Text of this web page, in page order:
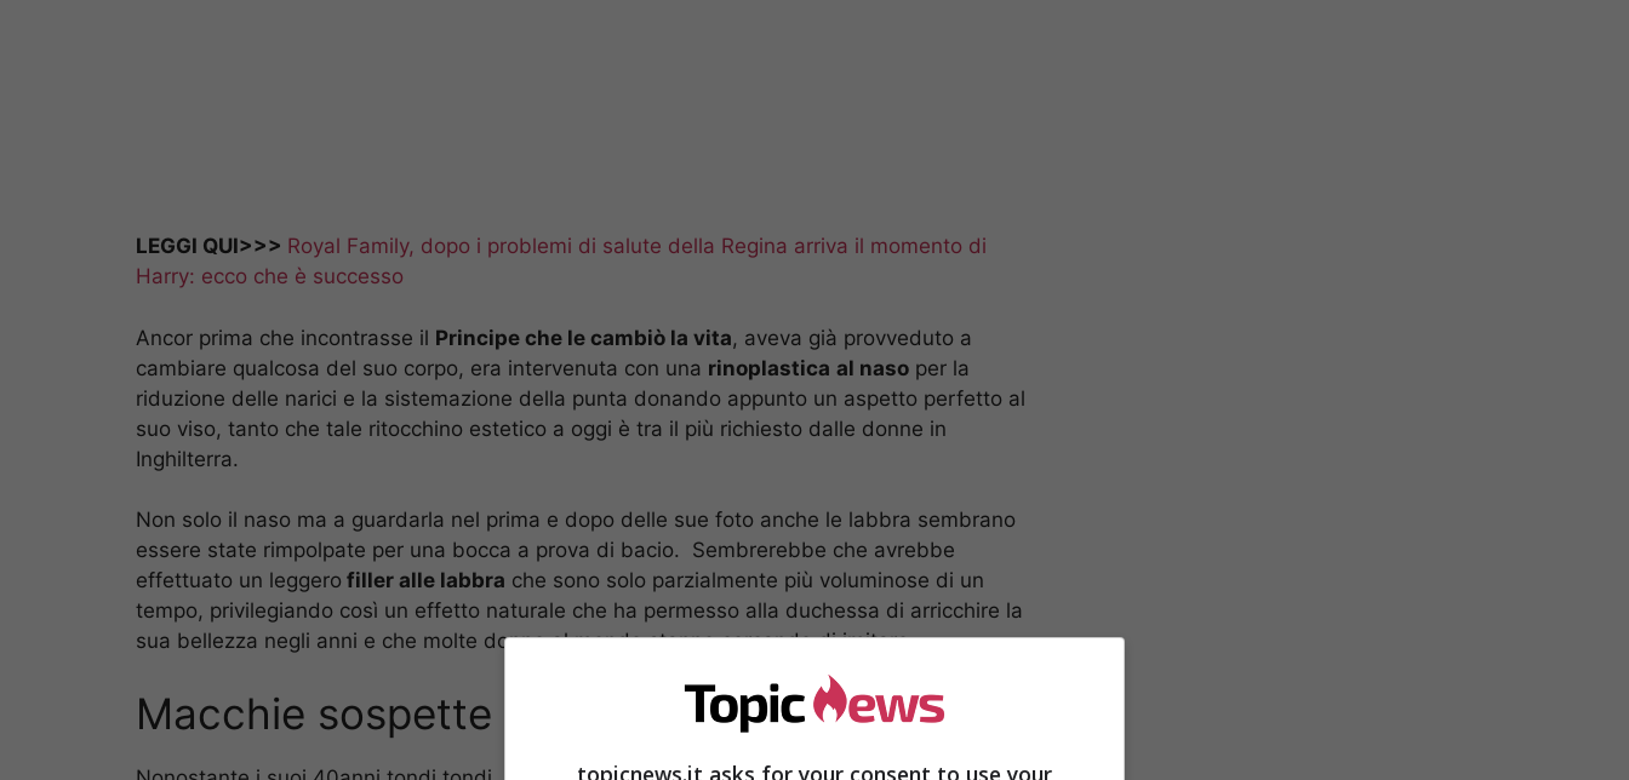
LEGGI QUI>>> Royal Family, dopo i problemi di salute della Regina arriva il momento di
Harry: ecco che è successo
Ancor prima che incontrasse il Principe che le cambiò la vita, aveva già provveduto a
cambiare qualcosa del suo corpo, era intervenuta con una rinoplastica al naso per la
riduzione delle narici e la sistemazione della punta donando appunto un aspetto perfetto al
suo viso, tanto che tale ritocchino estetico a oggi è tra il più richiesto dalle donne in
Inghilterra.
Non solo il naso ma a guardarla nel prima e dopo delle sue foto anche le labbra sembrano
essere state rimpolpate per una bocca a prova di bacio. Sembrerebbe che avrebbe
effettuato un leggero filler alle labbra che sono solo parzialmente più voluminose di un
tempo, privilegiando così un effetto naturale che ha permesso alla duchessa di arricchire la
sua bellezza negli anni e che molte donne al mondo stanno cercando di imitare.
Macchie sospette sul viso
topicnews.it asks for your consent to use your